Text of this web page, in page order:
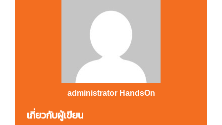
administrator HandsOn
เกี่ยวกับผู้เขียน